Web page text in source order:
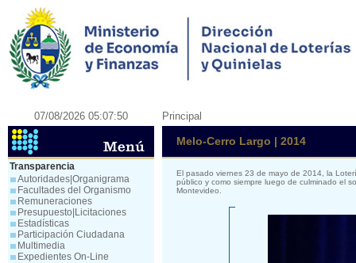
07/08/2026 05:07:50 Principal
Transparencia
Autoridades|Organigrama
Facultades del Organismo
Remuneraciones
Presupuesto|Licitaciones
Estadísticas
Participación Ciudadana
Multimedia
Expedientes On-Line
Melo-Cerro Largo | 2014
El pasado viernes 23 de mayo de 2014, la
público y como siempre luego de culminado el
Montevideo.